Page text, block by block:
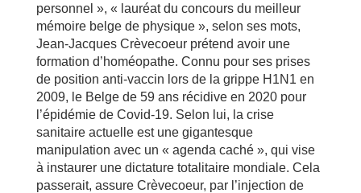
personnel », « lauréat du concours du meilleur
mémoire belge de physique », selon ses mots,
Jean-Jacques Crèvecoeur prétend avoir une
formation d’homéopathe. Connu pour ses prises
de position anti-vaccin lors de la grippe H1N1 en
2009, le Belge de 59 ans récidive en 2020 pour
l’épidémie de Covid-19. Selon lui, la crise
sanitaire actuelle est une gigantesque
manipulation avec un « agenda caché », qui vise
à instaurer une dictature totalitaire mondiale. Cela
passerait, assure Crèvecoeur, par l’injection de